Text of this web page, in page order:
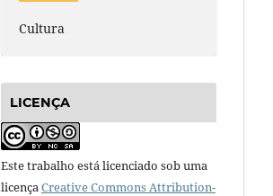
Cultura
LICENÇA
Este trabalho está licenciado sob uma
licençaCreative Commons Attribution-